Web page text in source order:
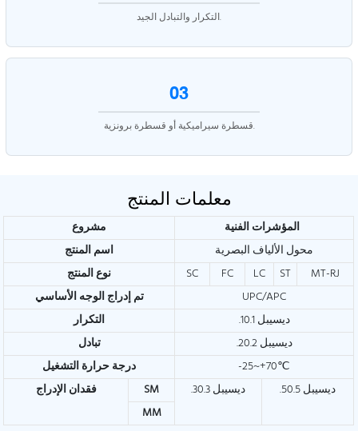
التكرار والتبادل الجيد.
03
قسطرة سيراميكية أو قسطرة برونزية.
معلمات المنتج
مشروع
المؤشرات الفنية
اسم المنتج
محول الألياف البصرية
نوع المنتج
SC FC LC ST
MT-RJ
تم إدراج الوجه الأساسي
UPC/APC
التكرار
.10.1 ديسيبل
تبادل
.20.2 ديسيبل
درجة حرارة التشغيل
-25~+70℃
فقدان الإدراج
SM .30.3 ديسيبل
.50.5 ديسيبل
MM